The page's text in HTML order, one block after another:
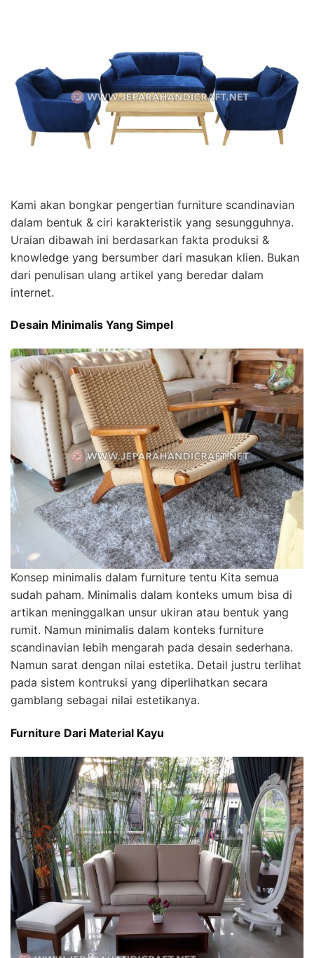
Kami akan bongkar pengertian furniture scandinavian
dalam bentuk & ciri karakteristik yang sesungguhnya.
Uraian dibawah ini berdasarkan fakta produksi &
knowledge yang bersumber dari masukan klien. Bukan
dari penulisan ulang artikel yang beredar dalam
internet.
Desain Minimalis Yang Simpel
Konsep minimalis dalam furniture tentu Kita semua
sudah paham. Minimalis dalam konteks umum bisa di
artikan meninggalkan unsur ukiran atau bentuk yang
rumit. Namun minimalis dalam konteks furniture
scandinavian lebih mengarah pada desain sederhana.
Namun sarat dengan nilai estetika. Detail justru terlihat
pada sistem kontruksi yang diperlihatkan secara
gamblang sebagai nilai estetikanya.
Furniture Dari Material Kayu